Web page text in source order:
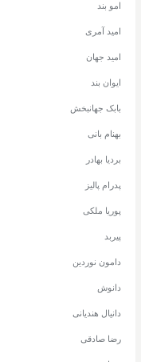
امو بند
امید آمری
امید جهان
ایوان بند
بابک جهانبخش
بهنام بانی
بردیا بهادر
پدرام پالیز
پوریا ملکی
پیربد
دامون نوردین
دانوش
دانیال هندیانی
رضا صادقی